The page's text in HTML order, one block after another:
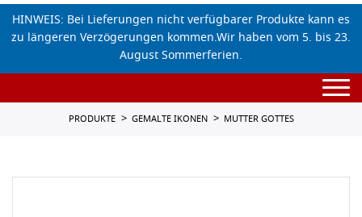
HINWEIS: Bei Lieferungen nicht verfügbarer Produkte kann es
zu längeren Verzögerungen kommen.Wir haben vom 5. bis 23.
August Sommerferien.
PRODUKTE GEMALTE IKONEN MUTTER GOTTES